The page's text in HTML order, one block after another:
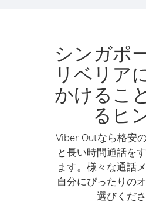
シンガポ
リベリア
かけるこ
るヒ
Viber Outなら格安
と長い時間通話を
ます。様々な通話
自分にぴったりの
選びくださ